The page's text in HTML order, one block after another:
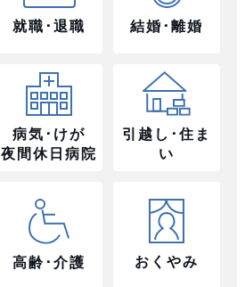
就職･退職 結婚･離婚
病気･けが
夜間休日病院
引越し･住ま
い
高齢･介護 おくやみ